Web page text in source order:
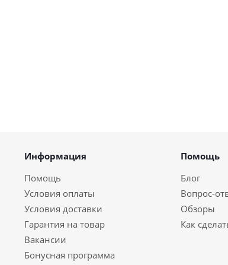
Информация
Помощь
Условия оплаты
Условия доставки
Гарантия на товар
Вакансии
Бонусная программа
Помощь
Блог
Вопрос-
Обзоры
Как